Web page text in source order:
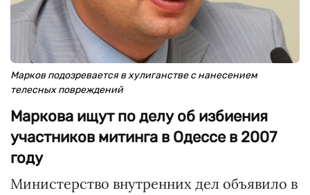
Марков подозревается в хулиганстве с нанесением
телесных повреждений
Маркова ищут по делу об избиения
участников митинга в Одессе в 2007
году
Министерство внутренних дел объявило в